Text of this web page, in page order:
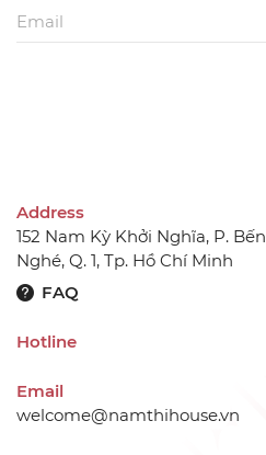
Address
152 Nam Kỳ Khởi Nghĩa, P. Bến
Nghé, Q. 1, Tp. Hồ Chí Minh
FAQ
Hotline
Email
welcome@namthihouse.vn